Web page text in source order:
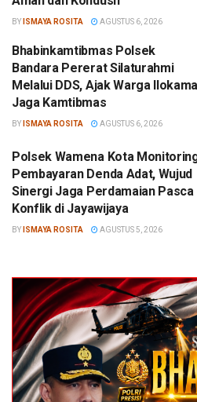
BY ISMAYA ROSITA AGUSTUS 6, 2026
Bhabinkamtibmas Polsek
Bandara Pererat Silaturahmi
Melalui DDS, Ajak Warga Ilokama
Jaga Kamtibmas
BY ISMAYA ROSITA AGUSTUS 6, 2026
Polsek Wamena Kota
Pembayaran Denda Adat, Wujud
Sinergi Jaga Perdamaian Pasca
Konflik di Jayawijaya
BY ISMAYA ROSITA AGUSTUS 5, 2026